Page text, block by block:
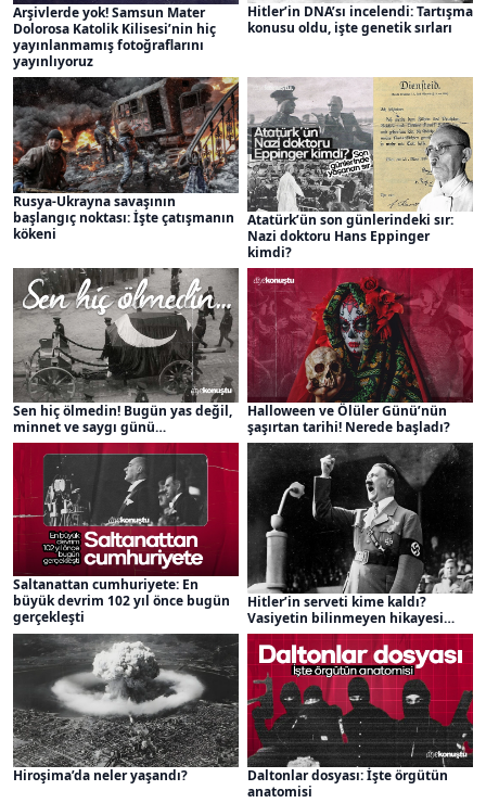
Arşivlerde yok! Samsun Mater
Dolorosa Katolik Kilisesi’nin hiç
yayınlanmamış fotoğraflarını
yayınlıyoruz
Hitler’in DNA’sı incelendi: Tartışma
konusu oldu, işte genetik sırları
Rusya-Ukrayna savaşının
başlangıç noktası: İşte çatışmanın
kökeni
Atatürk’ün son günlerindeki sır:
Nazi doktoru Hans Eppinger
kimdi?
Sen hiç ölmedin! Bugün yas değil,
minnet ve saygı günü…
Halloween ve Ölüler Günü’nün
şaşırtan tarihi! Nerede başladı?
Saltanattan cumhuriyete: En
büyük devrim 102 yıl önce bugün
gerçekleşti
Hitler’in serveti kime kaldı?
Vasiyetin bilinmeyen hikayesi…
Hiroşima’da neler yaşandı?
Daltonlar dosyası: İşte örgütün
anatomisi